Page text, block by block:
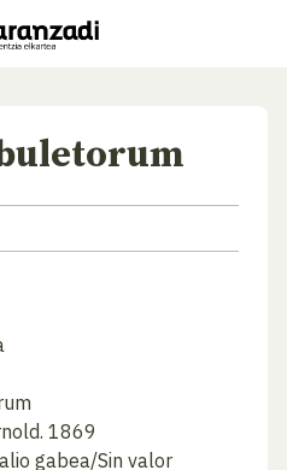
1869
gabea/Sin valor